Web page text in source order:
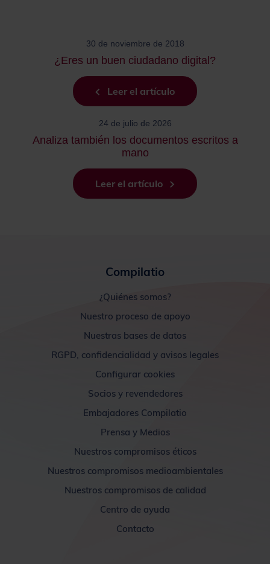
30 de noviembre de 2018
¿Eres un buen ciudadano digital?
Leer el artículo
24 de julio de 2026
Analiza también los documentos escritos a
mano
Leer el artículo
Compilatio
¿Quiénes somos?
Nuestro proceso de apoyo
Nuestras bases de datos
RGPD, confidencialidad y avisos legales
Configurar cookies
Socios y revendedores
Embajadores Compilatio
Prensa y Medios
Nuestros compromisos éticos
Nuestros compromisos medioambientales
Nuestros compromisos de calidad
Centro de ayuda
Contacto